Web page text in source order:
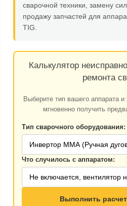
сварочной техники, замену
продажу запчастей для
TIG.
Калькулятор
ремонта
Выберите тип вашего аппарата
мгновенно получить
Тип сварочного оборудования:
Что случилось с аппаратом:
Выполнить